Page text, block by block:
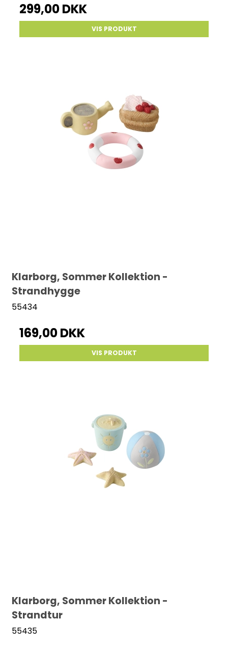
299,00 DKK
VIS PRODUKT
Klarborg, Sommer Kollektion -
Strandhygge
55434
169,00 DKK
VIS PRODUKT
Klarborg, Sommer Kollektion -
Strandtur
55435